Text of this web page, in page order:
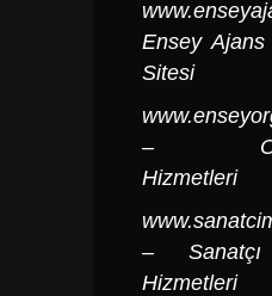
Ensey
Sitesi
–
Hizmetleri
– Sanatçı
Hizmetleri